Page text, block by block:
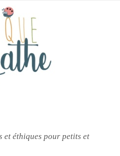
et éthiques pour petits et